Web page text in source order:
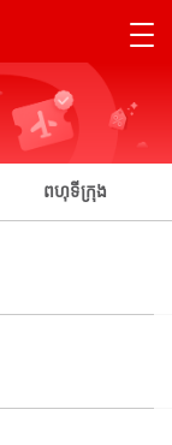
ពហុទីក្រុង